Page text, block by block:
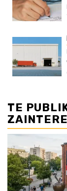
TE